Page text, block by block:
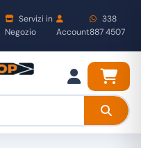
Servizi in
Negozio
Account
338
887 4507